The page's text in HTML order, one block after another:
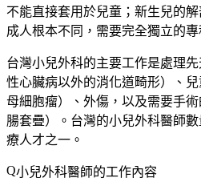
不能直接套用於兒童；新生兒的
成人根本不同，需要完全獨立的專
台灣小兒外科的主要工作是處理
性心臟病以外的消化道畸形）、
母細胞瘤）、外傷，以及需要手
腸套疊）。台灣的小兒外科醫師
療人才之一。
小兒外科醫師的工作內容